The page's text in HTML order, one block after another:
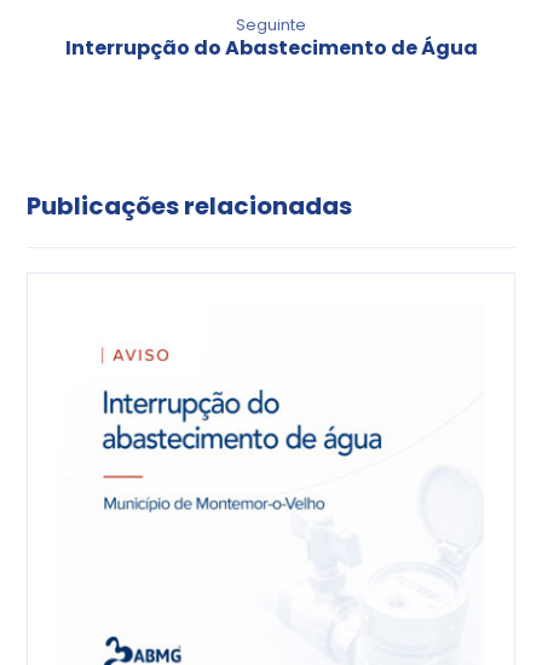
Seguinte
Interrupção do Abastecimento de Água
Publicações relacionadas